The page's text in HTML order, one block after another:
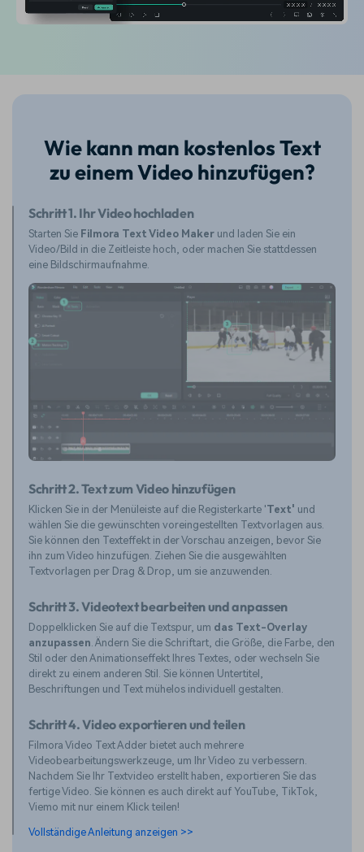
Wie kann man kostenlos Text
zu einem Video hinzufügen?
Schritt 1. Ihr Video hochladen
Starten Sie Filmora Text Video Maker und laden Sie ein
Video/Bild in die Zeitleiste hoch, oder machen Sie stattdessen
eine Bildschirmaufnahme.
Schritt 2. Text zum Video hinzufügen
Klicken Sie in der Menüleiste auf die Registerkarte 'Text' und
wählen Sie die gewünschten voreingestellten Textvorlagen aus.
Sie können den Texteffekt in der Vorschau anzeigen, bevor Sie
ihn zum Video hinzufügen. Ziehen Sie die ausgewählten
Textvorlagen per Drag & Drop, um sie anzuwenden.
Schritt 3. Videotext bearbeiten und anpassen
Doppelklicken Sie auf die Textspur, um das Text-Overlay
anzupassen. Ändern Sie die Schriftart, die Größe, die Farbe, den
Stil oder den Animationseffekt Ihres Textes, oder wechseln Sie
direkt zu einem anderen Stil. Sie können Untertitel,
Beschriftungen und Text mühelos individuell gestalten.
Schritt 4. Video exportieren und teilen
Filmora Video Text Adder bietet auch mehrere
Videobearbeitungswerkzeuge, um Ihr Video zu verbessern.
Nachdem Sie Ihr Textvideo erstellt haben, exportieren Sie das
fertige Video. Sie können es auch direkt auf YouTube, TikTok,
Viemo mit nur einem Klick teilen!
Vollständige Anleitung anzeigen >>